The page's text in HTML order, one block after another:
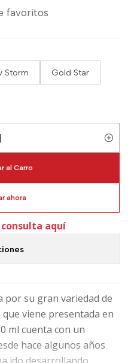
favoritos
Storm Gold Star
al Carro
ahora
aquí
por su gran variedad de
viene presentada en
ml cuenta con un
hace algunos años